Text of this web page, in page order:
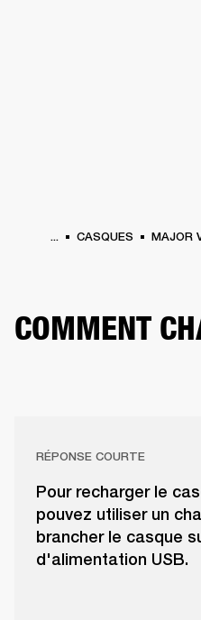
... CASQUES MAJOR
COMMENT
RÉPONSE COURTE
Pour recharger le
pouvez utiliser un
brancher le casque
d'alimentation USB.